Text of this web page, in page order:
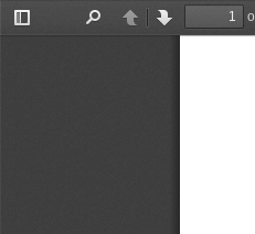
Toggle
PreviousNext